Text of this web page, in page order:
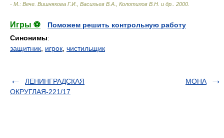
- М.: Вече Вишнякова Г.И., Васильев В.А., Колотилов В.Н. и др. 2000
Игры ⚽
Поможем решить контрольную работу
Синонимы:
защитник игрок чистильщик
ЛЕНИНГРАДСКАЯ
ОКРУГЛАЯ-221/17
МОНА